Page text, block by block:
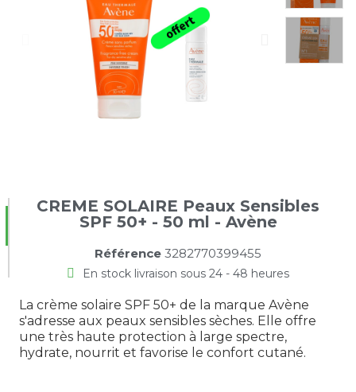
CREME SOLAIRE Peaux Sensibles
SPF 50+ - 50 ml - Avène
Référence 3282770399455
En stock livraison sous 24 - 48 heures
La crème solaire SPF 50+ de la marque Avène
s'adresse aux peaux sensibles sèches. Elle offre
une très haute protection à large spectre,
hydrate, nourrit et favorise le confort cutané.